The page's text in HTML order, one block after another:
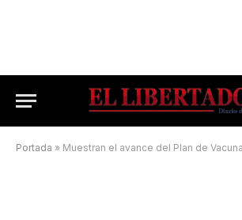
Portada » Muestran el avance del Plan de